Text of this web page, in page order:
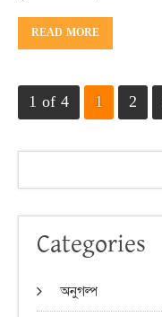
READ MORE
1 of 4 1 2
Categories
অনুগল্প